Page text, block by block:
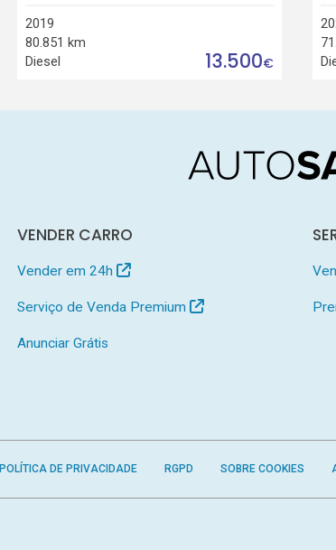
2019
80.851 km
Diesel
13.500€
VENDER CARRO
Vender em 24h
Serviço de Venda Premium
Anunciar Grátis
POLÍTICA DE PRIVACIDADE RGPD SOBRE COOKIES